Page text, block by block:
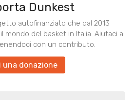
Dunkest
autofinanziato che dal 2013
mondo del basket in Italia. Aiutaci a
con un contributo.
una donazione